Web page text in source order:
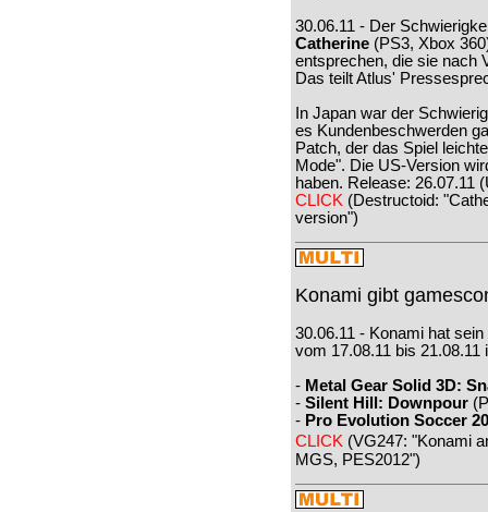
30.06.11 - Der
Catherine (PS3, Xbox
entsprechen, die sie nach
Das teilt Atlus'
In Japan war der
es Kundenbeschwerden
Patch, der das Spiel
Mode". Die US-Version
haben. Release: 26.07.11
CLICK (Destructoid:
version")
Konami gibt
30.06.11 - Konami hat
vom 17.08.11 bis 21.08.11
- Metal Gear Solid 3D:
- Silent Hill: Downpour
- Pro Evolution Soccer
CLICK (VG247: "Konami
MGS, PES2012")